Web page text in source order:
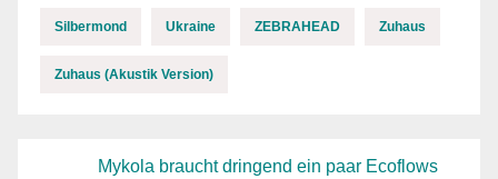
Silbermond Ukraine ZEBRAHEAD Zuhaus
Zuhaus (Akustik Version)
Mykola braucht dringend ein paar Ecoflows